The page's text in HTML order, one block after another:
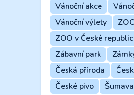
Vánoční akce
Vánoční výlety
ZOO v České
Zábavní park
Česká příroda
České pivo
Šumava